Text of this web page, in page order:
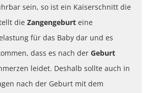
sein, so ist ein Kaiserschnitt die
die Zangengeburt eine
für das Baby dar und es
dass es nach der Geburt
leidet. Deshalb sollte auch in
nach der Geburt mit dem